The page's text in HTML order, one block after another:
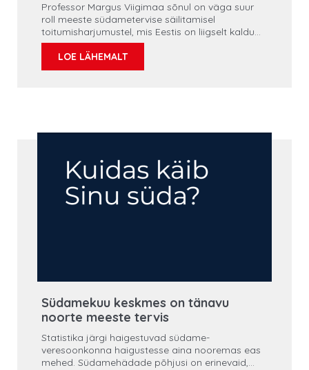
Professor Margus Viigimaa sõnul on väga suur
roll meeste südametervise säilitamisel
toitumisharjumustel, mis Eestis on liigselt kaldu
soolase ja rasvase poole. Kardioloog soovitas
meestel järgida pigem Vahemere dieeti, mille
aluseks on puu- ja juurviljad, kala ning pähklid.
LOE LÄHEMALT
Südamekuu keskmes on tänavu
noorte meeste tervis
Statistika järgi haigestuvad südame-
veresoonkonna haigustesse aina nooremas eas
mehed. Südamehädade põhjusi on erinevaid,